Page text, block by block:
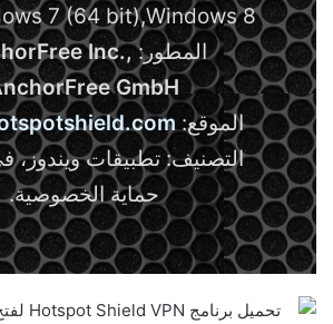
7 (64 bit),Windows 8
المطور:Inc.,
GmbH
الموقع:
التصنيف: تطبيقات ويندوز،
حماية الخصوصية.